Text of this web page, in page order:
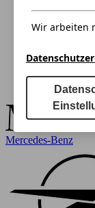
Mercedes-Benz
Wir arbeiten